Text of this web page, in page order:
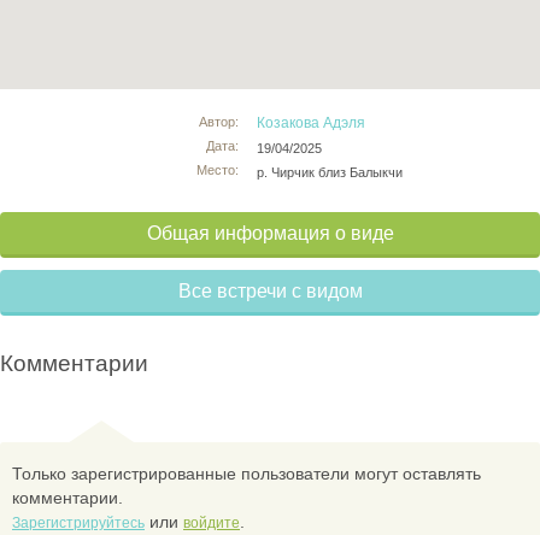
Автор:
Дата:
Место:
Козакова Адэля
19/04/2025
р. Чирчик близ Балыкчи
Общая информация о виде
Все встречи с видом
Комментарии
Только зарегистрированные пользователи могут оставлять
комментарии.
Зарегистрируйтесь или войдите